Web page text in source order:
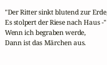
"Der Ritter sinkt blutend zur
Es stolpert der Riese nach Haus -"
Wenn ich begraben werde,
Dann ist das Märchen aus.